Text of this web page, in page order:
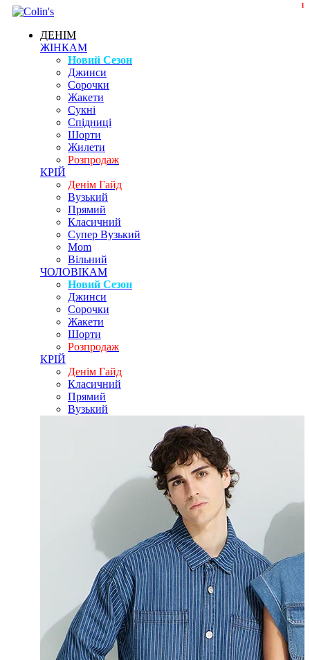
ДЕНІМ
ЖІНКАМ
Новий Сезон
Джинси
Сорочки
Жакети
Сукні
Спідниці
Шорти
Жилети
Розпродаж
КРІЙ
Денім Гайд
Вузький
Прямий
Класичний
Супер Вузький
Mom
Вільний
ЧОЛОВІКАМ
Новий Сезон
Джинси
Сорочки
Жакети
Шорти
Розпродаж
КРІЙ
Денім Гайд
Класичний
Прямий
Вузький
1